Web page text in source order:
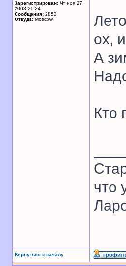
Зарегистрирован: Чт ноя 27,
2008 21:24
Сообщения: 2853
Откуда: Moscow
ох,
А
Кто
что
Вернуться к началу